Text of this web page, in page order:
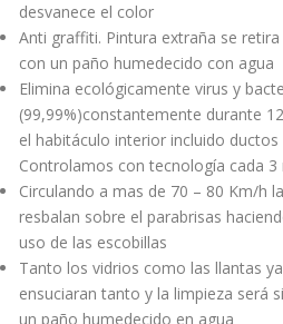
desvanece el color
Anti graffiti. Pintura extraña se
con un paño humedecido con agua
Elimina ecológicamente virus y
(99,99%)constantemente durante
el habitáculo interior incluido ductos
Controlamos con tecnología cada 3
Circulando a mas de 70 – 80 Km/h
resbalan sobre el parabrisas
uso de las escobillas
Tanto los vidrios como las llantas
ensuciaran tanto y la limpieza será
un paño humedecido en agua